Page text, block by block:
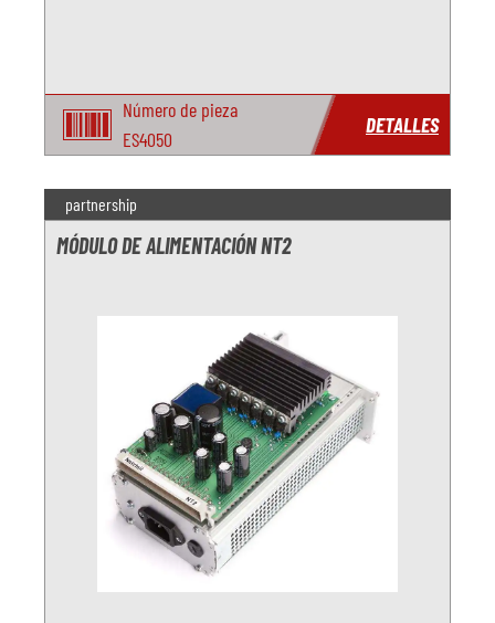
Número de pieza
ES4050
DETALLES
partnership
MÓDULO DE ALIMENTACIÓN NT2